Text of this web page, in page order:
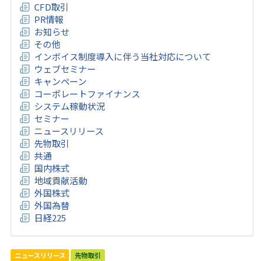
CFD取引
PR情報
お知らせ
その他
インボイス制度導入に伴う当社対応について
ウェブセミナー
キャンペーン
コーポレートファイナンス
システム稼動状況
セミナー
ニュースリリース
先物取引
共通
国内株式
地域貢献活動
外国株式
外国為替
日経225
ニュースリリース 先物取引